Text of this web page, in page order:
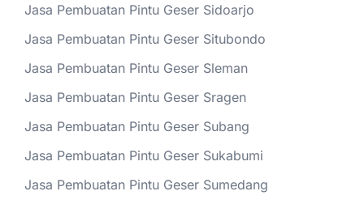
Jasa Pembuatan Pintu Geser Sidoarjo
Jasa Pembuatan Pintu Geser Situbondo
Jasa Pembuatan Pintu Geser Sleman
Jasa Pembuatan Pintu Geser Sragen
Jasa Pembuatan Pintu Geser Subang
Jasa Pembuatan Pintu Geser Sukabumi
Jasa Pembuatan Pintu Geser Sumedang